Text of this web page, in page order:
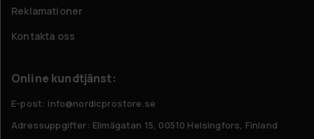
Reklamationer
Kontakta oss
Online kundtjänst:
E-post: info@nordicprostore.se
Adressuppgifter: Elimägatan 15, 00510 Helsingfors, Finland